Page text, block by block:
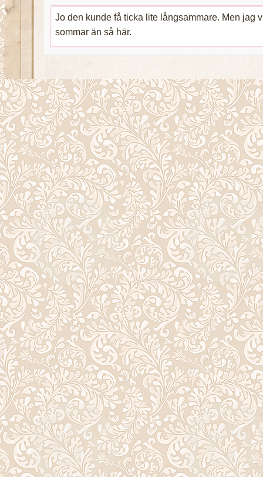
Jo den kunde få ticka lite långsammare. Men jag
sommar än så här.